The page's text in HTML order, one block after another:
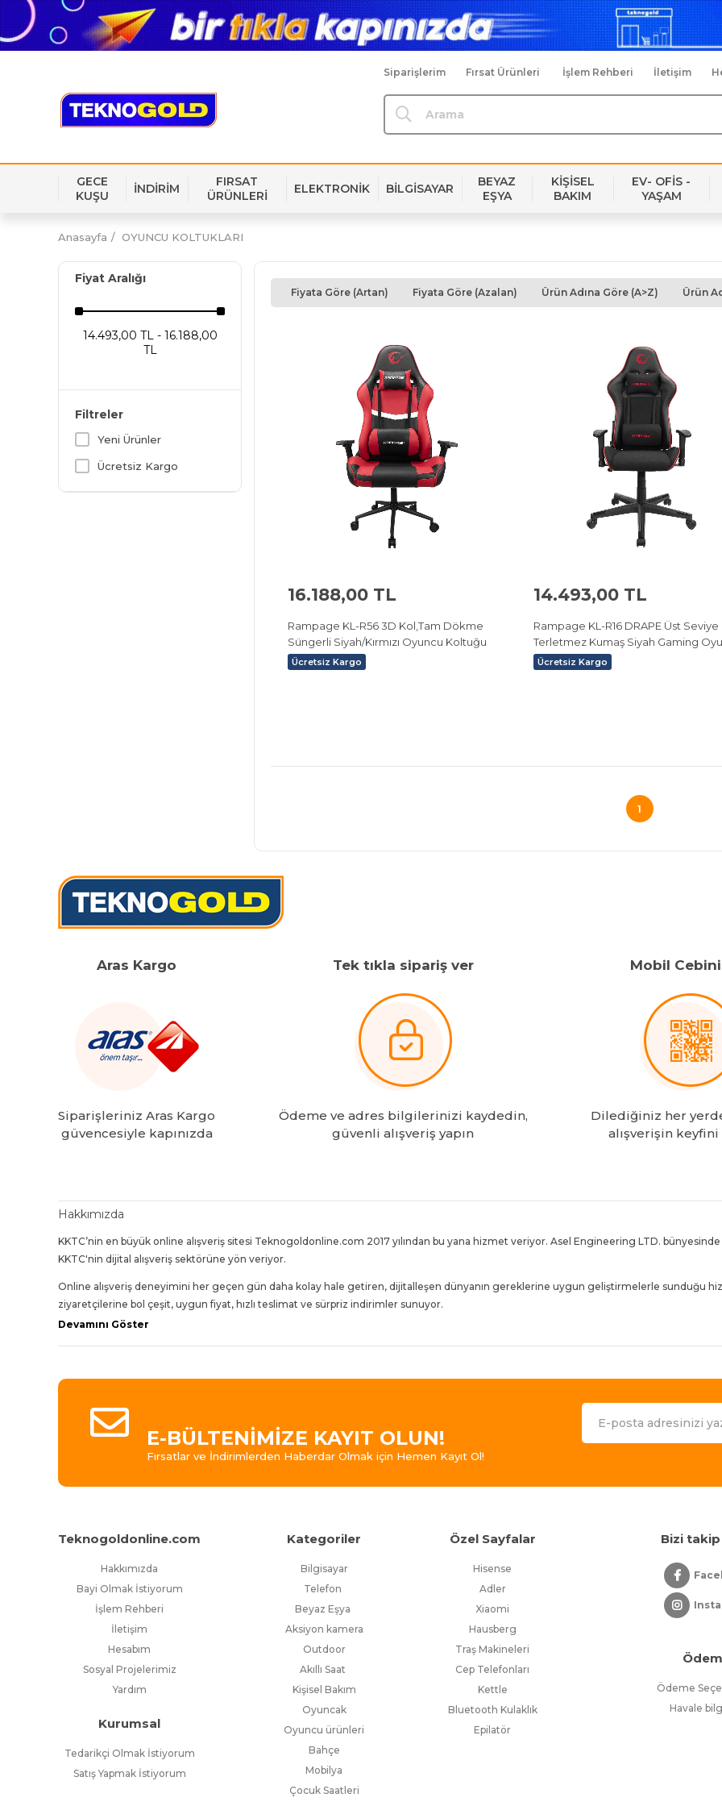
Siparişlerim Fırsat Ürünleri İşlem Rehberi İletişim
GECE
KUŞU
İNDİRİM
FIRSAT
ÜRÜNLERİ
ELEKTRONİK BİLGİSAYAR
BEYAZ
EŞYA
KİŞİSEL
BAKIM
EV- OFİS -
YAŞAM
Anasayfa OYUNCU KOLTUKLARI
Fiyat Aralığı
14.493,00 TL - 16.188,00
TL
Filtreler
Yeni Ürünler
Ücretsiz Kargo
Fiyata Göre (Artan) Fiyata Göre (Azalan) Ürün Adına Göre (A>Z) Ürün
16.188,00 TL
Rampage KL-R56 3D Kol,Tam Dökme
Süngerli Siyah/Kırmızı Oyuncu Koltuğu
Ücretsiz Kargo
14.493,00 TL
Rampage KL-R16 DRAPE Üst Seviye
Terletmez Kumaş Siyah Gaming
Koltuğu
Ücretsiz Kargo
1
Aras Kargo
Siparişleriniz Aras Kargo
güvencesiyle kapınızda
Tek tıkla sipariş ver
Ödeme ve adres bilgilerinizi kaydedin,
güvenli alışveriş yapın
Mobil
Dilediğiniz her
alışverişin keyfini
Hakkımızda
KKTC’nin en büyük online alışveriş sitesi Teknogoldonline.com 2017 yılından bu yana hizmet veriyor. Asel Engineering LTD.
KKTC'nin dijital alışveriş sektörüne yön veriyor.
Online alışveriş deneyimini her geçen gün daha kolay hale getiren, dijitalleşen dünyanın gereklerine uygun geliştirmelerle sunduğu
ziyaretçilerine bol çeşit, uygun fiyat, hızlı teslimat ve sürpriz indirimler sunuyor.
Bugün 30'dan fazla kategori içinde 4000'den fazla ürün çeşidi bulunduran site, Binlerce takipçisi ile KKTC’de e-ticaretin lideri olmanın
yükseltmeye devam ediyor.
Devamını Göster
E-BÜLTENİMİZE KAYIT OLUN!
Fırsatlar ve İndirimlerden Haberdar Olmak için Hemen Kayıt Ol!
Teknogoldonline.com
Hakkımızda
Bayi Olmak İstiyorum
İşlem Rehberi
İletişim
Hesabım
Sosyal Projelerimiz
Yardım
Kurumsal
Tedarikçi Olmak İstiyorum
Satış Yapmak İstiyorum
Kategoriler
Bilgisayar
Telefon
Beyaz Eşya
Aksiyon kamera
Outdoor
Akıllı Saat
Kişisel Bakım
Oyuncak
Oyuncu ürünleri
Bahçe
Mobilya
Çocuk Saatleri
Özel Sayfalar
Hisense
Adler
Xiaomi
Hausberg
Traş Makineleri
Cep Telefonları
Kettle
Bluetooth Kulaklık
Epilatör
Bizi
Ödeme
Havale